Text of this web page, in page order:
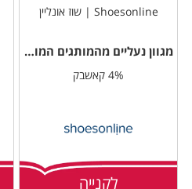
Shoesonline | שוז אונליין
מגוון נעליים מהמותגים המובילים
4% קאשבק
לקנייה